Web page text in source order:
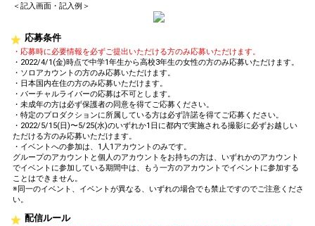
＜記入画面・記入例＞
応募条件
・応募時に必要情報を必ずご提出いただける方のみ応募いただけます。
・2022/4/1(金)時点で中学1年生から高校3年生の女性の方のみ応募いただけます。
・ソロアカウントの方のみ応募いただけます。
・日本国内在住の方のみ応募いただけます。
・バーチャルライバーの応募は不可とします。
・未成年の方は必ず保護者の同意を得てご応募ください。
・特定のプロダクションに所属している方は必ず許諾を得てご応募ください。
・2022/5/15(日)〜5/25(水)のいずれか1日に都内で実施される撮影に必ずお越しい
ただける方のみ応募いただけます。
・イベントへの参加は、1人1アカウントのみです。
グループのアカウントと個人のアカウントをお持ちの方は、いずれかのアカウント
でイベントに参加している期間中は、もう一方のアカウントでイベントに参加する
ことはできません。
※同一のイベント、イベントが異なる、いずれの場合でも禁止ですのでご注意くださ
い。
配信ルール